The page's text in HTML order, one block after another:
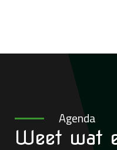
Agenda
Weet wat